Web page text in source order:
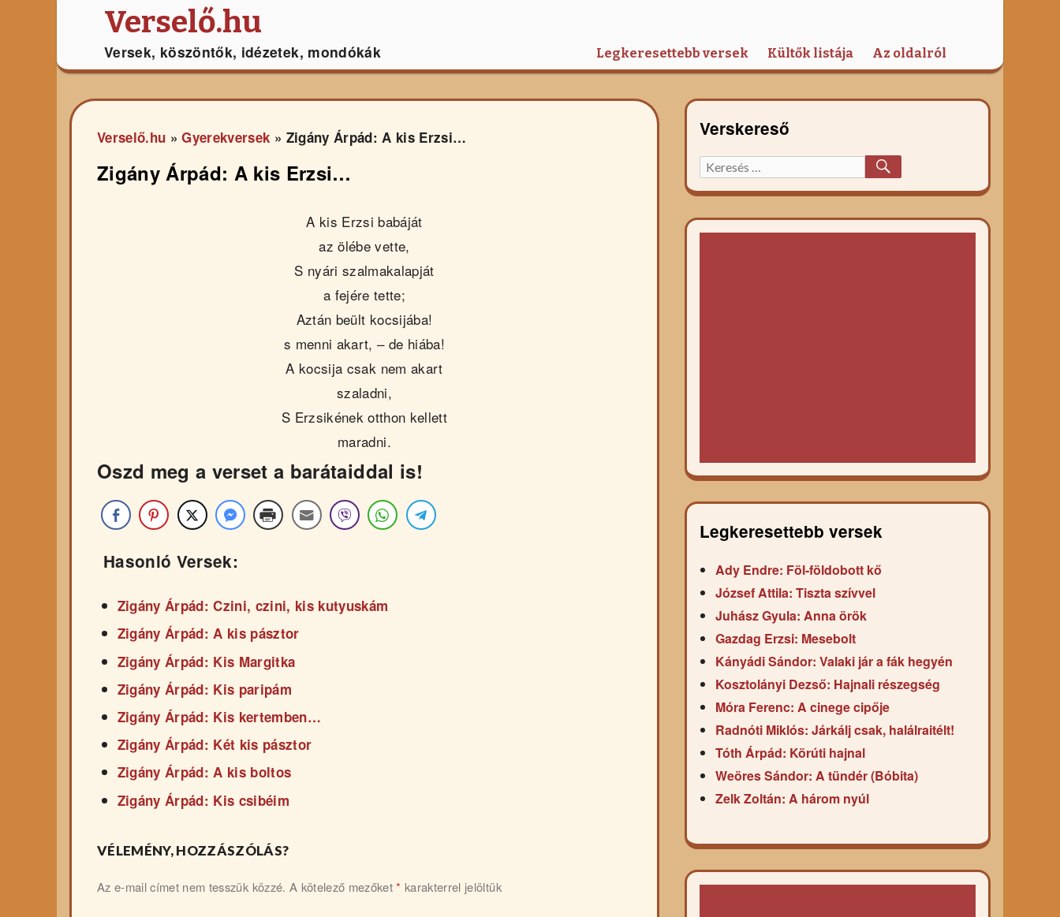
Verselő.hu
Versek, köszöntők, idézetek, mondókák Legkeresettebb versek Kültők listája Az oldalról
Verselő.hu »Gyerekversek » Zigány Árpád: A kis Erzsi…
Zigány Árpád: A kis Erzsi…
A kis Erzsi babáját
az ölébe vette,
S nyári szalmakalapját
a fejére tette;
Aztán beült kocsijába!
s menni akart, – de hiába!
A kocsija csak nem akart
szaladni,
S Erzsikének otthon kellett
maradni.
Oszd meg a verset a barátaiddal is!
Hasonló Versek:
Zigány Árpád: Czini, czini, kis kutyuskám
Zigány Árpád: A kis pásztor
Zigány Árpád: Kis Margitka
Zigány Árpád: Kis paripám
Zigány Árpád: Kis kertemben…
Zigány Árpád: Két kis pásztor
Zigány Árpád: A kis boltos
Zigány Árpád: Kis csibéim
VÉLEMÉNY, HOZZÁSZÓLÁS?
Az e-mail címet nem tesszük közzé. A kötelező mezőket* karakterrel jelöltük
Verskereső
Keresett
főzelék
Legkeresettebb versek
Ady Endre: Föl-földobott kő
József Attila: Tiszta szívvel
Juhász Gyula: Anna örök
Gazdag Erzsi: Mesebolt
Kányádi Sándor: Valaki jár a fák hegyén
Kosztolányi Dezső: Hajnali részegség
Móra Ferenc: A cinege cipője
Radnóti Miklós: Járkálj csak, halálraitélt!
Tóth Árpád: Körúti hajnal
Weöres Sándor: A tündér (Bóbita)
Zelk Zoltán: A három nyúl